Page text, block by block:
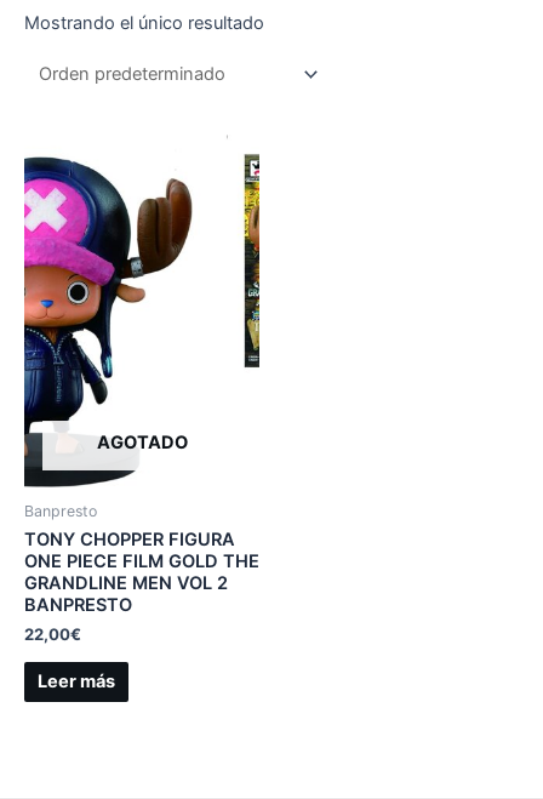
Mostrando el único resultado
AGOTADO
Banpresto
TONY CHOPPER FIGURA
ONE PIECE FILM GOLD THE
GRANDLINE MEN VOL 2
BANPRESTO
22,00€
Leer más